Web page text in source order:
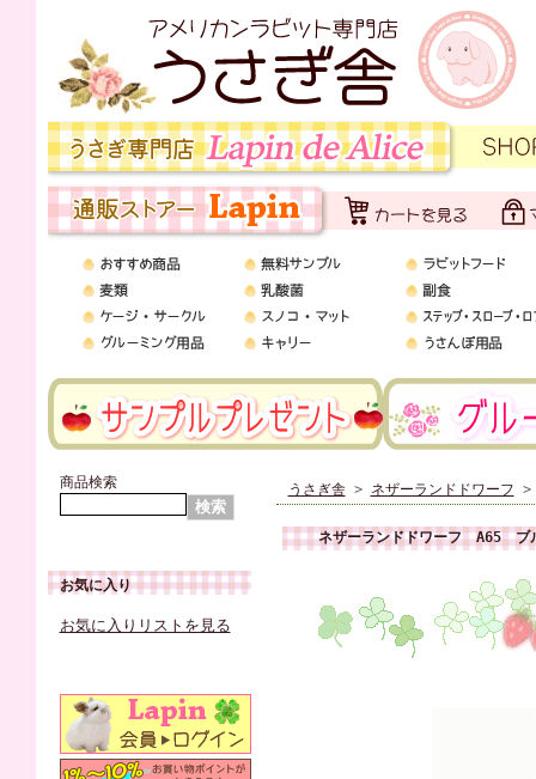
商品検索
お気に入り
お気に入りリストを見る
うさぎ舎> ネザーランドドワーフ
ネザーランドドワーフ A65 ブ